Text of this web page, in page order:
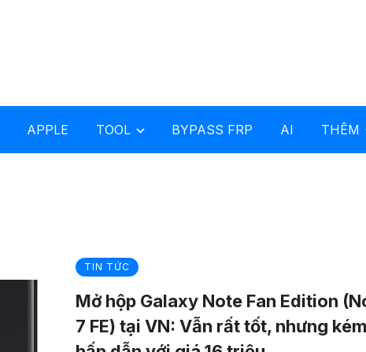
APPLE TOOL BYPASS FRP AI THÊM
TIN TỨC
Mở hộp Galaxy Note Fan Edition
7 FE) tại VN: Vẫn rất tốt, nhưng kém